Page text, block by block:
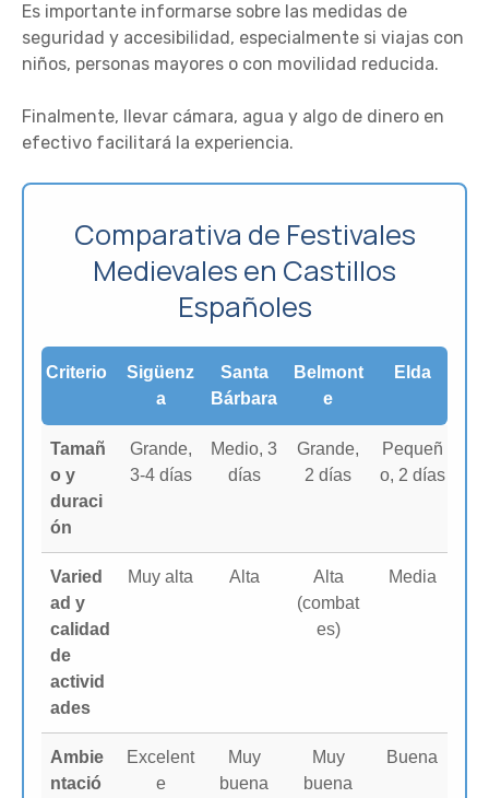
Es importante informarse sobre las medidas de
seguridad y accesibilidad, especialmente si viajas con
niños, personas mayores o con movilidad reducida.
Finalmente, llevar cámara, agua y algo de dinero en
efectivo facilitará la experiencia.
Comparativa de Festivales
Medievales en Castillos
Españoles
Criterio
Sigüenz
a
Santa
Bárbara
Belmont
e
Elda
Tamañ
o y
duraci
ón
Grande,
3-4 días
Medio, 3
días
Grande,
2 días
Pequeñ
o, 2 días
Varied
ad y
calidad
de
activid
ades
Muy alta Alta
Alta
(combat
es)
Media
Ambie
ntació
Excelent
e
Muy
buena
Muy
buena
Buena